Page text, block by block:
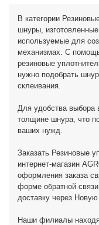
В категории
шнуры,
используемые для
механизмах. С
резиновые
нужно подобрать
склеивания.
Для удобства выбора
толщине шнура, что
ваших нужд.
Заказать Резиновые
интернет-магазин
оформления заказа
форме обратной
доставку через
Наши филиалы